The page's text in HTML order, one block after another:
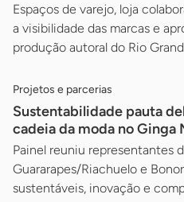
Espaços de varejo, loja
a visibilidade das marcas e
produção autoral do Rio
Projetos e parcerias
Sustentabilidade pauta
cadeia da moda no Ginga
Painel reuniu representantes
Guararapes/Riachuelo e
sustentáveis, inovação e